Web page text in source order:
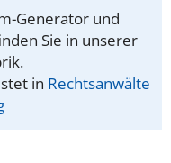
Generator und
Sie in unserer
in Rechtsanwälte